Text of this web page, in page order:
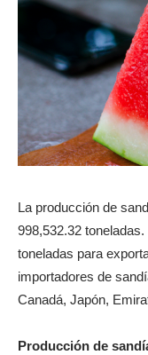
La producción de
998,532.32
toneladas para
importadores de
Canadá, Japón,
Producción de